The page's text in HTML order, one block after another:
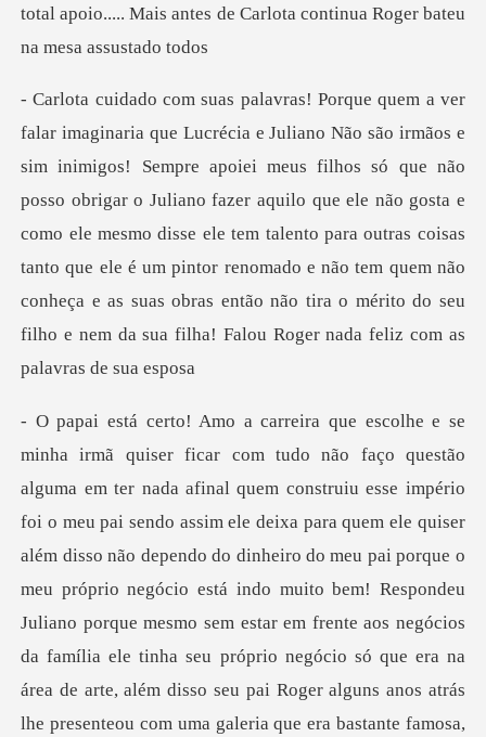
to
que não
posso obrigar o Juliano fazer aquilo que ele não gosta e
como ele mesmo disse ele tem talento para outras coisas
tanto que ele é um pintor renoma
porque mesmo sem estar em frente aos negócios
da família ele tinha seu próprio negócio só que era na
área de arte, além disso seu pai Roger alguns anos atrás
lhe presenteou com uma galeria que era bastante famosa,